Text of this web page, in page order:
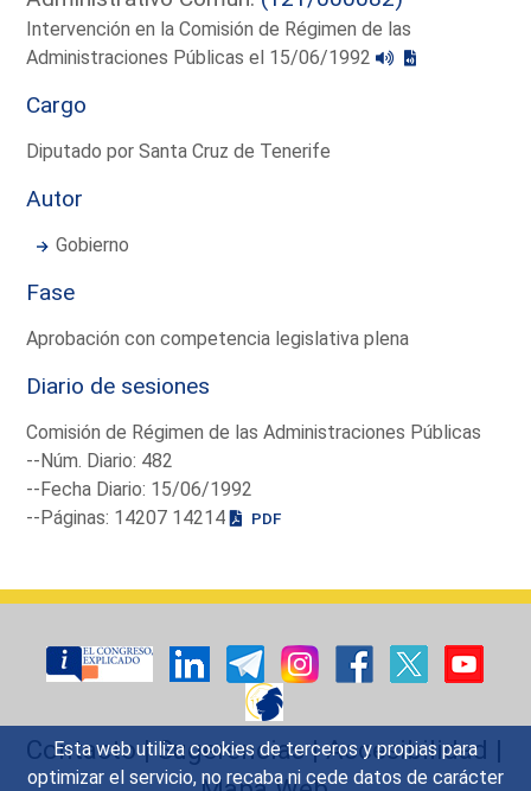
Esta web utiliza cookies de terceros y propias para
optimizar el servicio, no recaba ni cede datos de carácter
Intervención en la Comisión de Régimen de las
Administraciones Públicas el 15/06/1992
Cargo
Diputado por Santa Cruz de Tenerife
Autor
Gobierno
Fase
Aprobación con competencia legislativa plena
Diario de sesiones
Comisión de Régimen de las Administraciones Públicas
--Núm. Diario: 482
--Fecha Diario: 15/06/1992
--Páginas: 14207 14214
PDF
Contacto|Sugerencias|Accesibilidad |